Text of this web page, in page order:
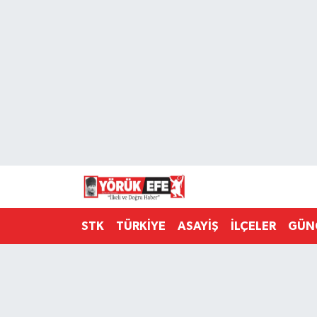
STK TÜRKİYE ASAYİŞ İLÇELER
Süper Lig Puan Durumu ve Fikstür
Tüm Manşetler